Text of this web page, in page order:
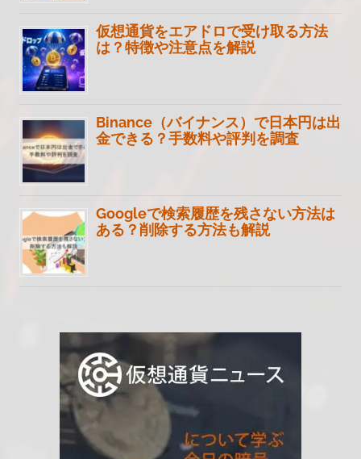
仮想通貨をエアドロで受け取る方法
は？特徴や注意点を解説
Binance（バイナンス）で日本円は出
金できる？手数料や評判を調査
Googleで検索履歴を残さない方法は
ある？削除する方法も解説